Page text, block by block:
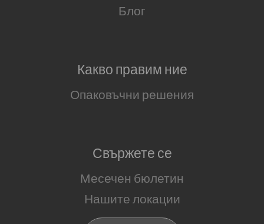
Блог
Какво правим ние
Опаковъчни решения
Свържете се
Месечен бюлетин
Нашите локации